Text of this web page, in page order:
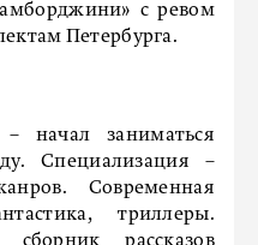
с ревом
Петербурга.
– начал заниматься
Специализация –
Современная
триллеры.